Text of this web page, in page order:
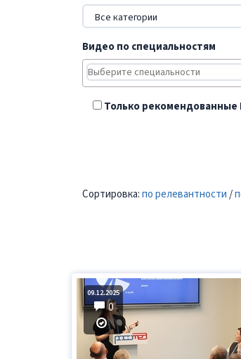
Видео по специальностям
Только
Сортировка:по релевантности/
09.12.2025
0